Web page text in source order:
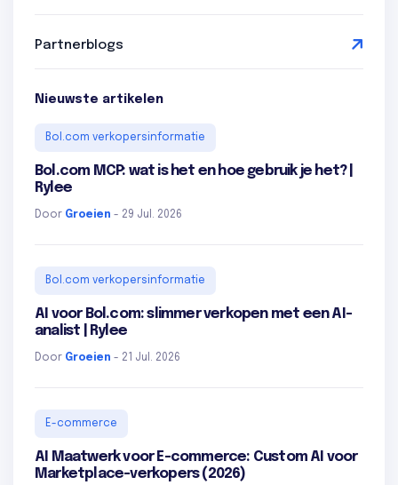
Partnerblogs
Nieuwste artikelen
Bol.com verkopersinformatie
Bol.com MCP: wat is het en hoe gebruik je het? |
Rylee
Door Groeien - 29 Jul. 2026
Bol.com verkopersinformatie
AI voor Bol.com: slimmer verkopen met een AI-
analist | Rylee
Door Groeien - 21 Jul. 2026
E-commerce
AI Maatwerk voor E-commerce: Custom AI voor
Marketplace-verkopers (2026)